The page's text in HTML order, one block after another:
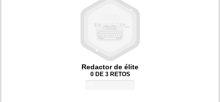
Redactor de élite
0 DE 3 RETOS